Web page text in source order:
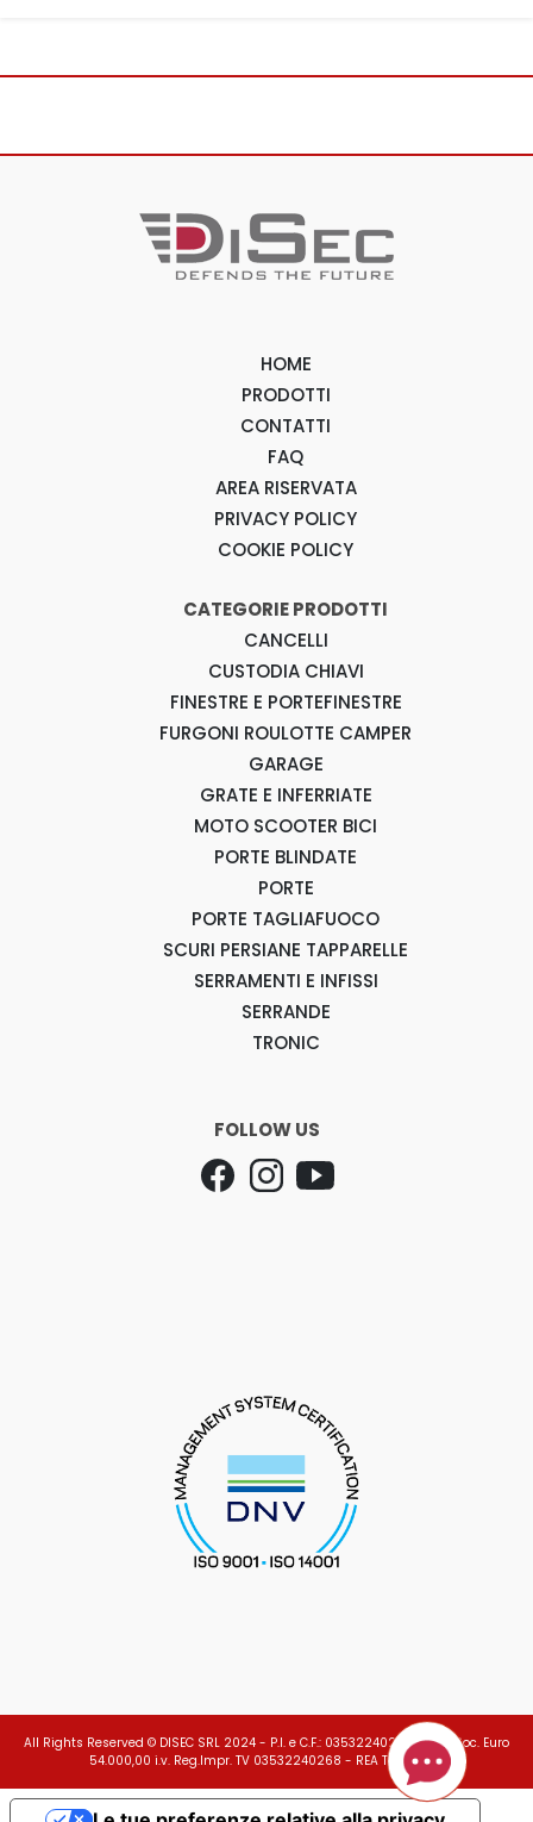
HOME
PRODOTTI
CONTATTI
FAQ
AREA RISERVATA
PRIVACY POLICY
COOKIE POLICY
CATEGORIE PRODOTTI
CANCELLI
CUSTODIA CHIAVI
FINESTRE E PORTEFINESTRE
FURGONI ROULOTTE CAMPER
GARAGE
GRATE E INFERRIATE
MOTO SCOOTER BICI
PORTE BLINDATE
PORTE
PORTE TAGLIAFUOCO
SCURI PERSIANE TAPPARELLE
SERRAMENTI E INFISSI
SERRANDE
TRONIC
FOLLOW US
All Rights Reserved © DISEC SRL 2024 - P.I. e C.F.: 03532240268 - Cap.Soc. Euro
54.000,00 i.v. Reg.Impr. TV 03532240268 - REA TV 279278